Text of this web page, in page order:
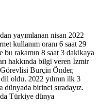
yayımlanan nisan 2022
kullanım oranı 6 saat 29
rakamın 8 saat 3 dakikaya
hakkında bilgi veren İzmir
Burçin Önder,
oldu. 2022 yılının ilk 3
birinci sıradayız.
Türkiye dünya